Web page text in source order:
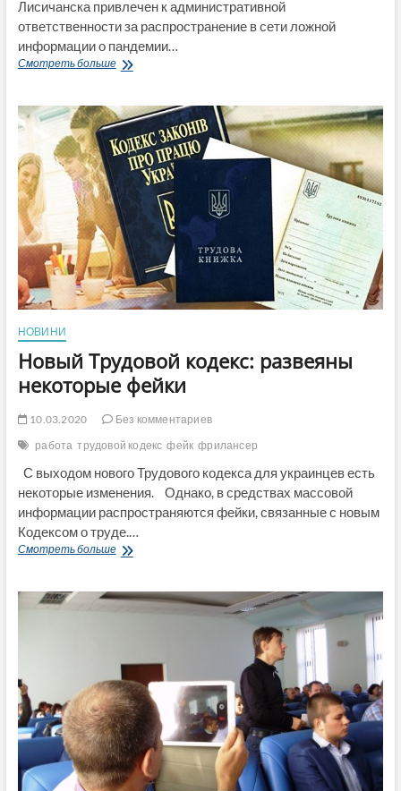
Лисичанска привлечен к административной
ответственности за распространение в сети ложной
информации о пандемии…
Смотреть большеЗа
о
коронавирусе
житель
Лисичанска
привлечен
к
ответственности
НОВИНИ
Новый Трудовой кодекс: развеяны
некоторые фейки
10.03.2020
Без комментариев
работа трудовой кодекс фейк фрилансер
С выходом нового Трудового кодекса для украинцев есть
некоторые изменения. Однако, в средствах массовой
информации распространяются фейки, связанные с новым
Кодексом о труде.…
Смотреть большеНовый
развеяны
некоторые